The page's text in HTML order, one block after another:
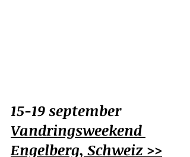
15-19 september
Vandringsweekend
Engelberg, Schweiz >>